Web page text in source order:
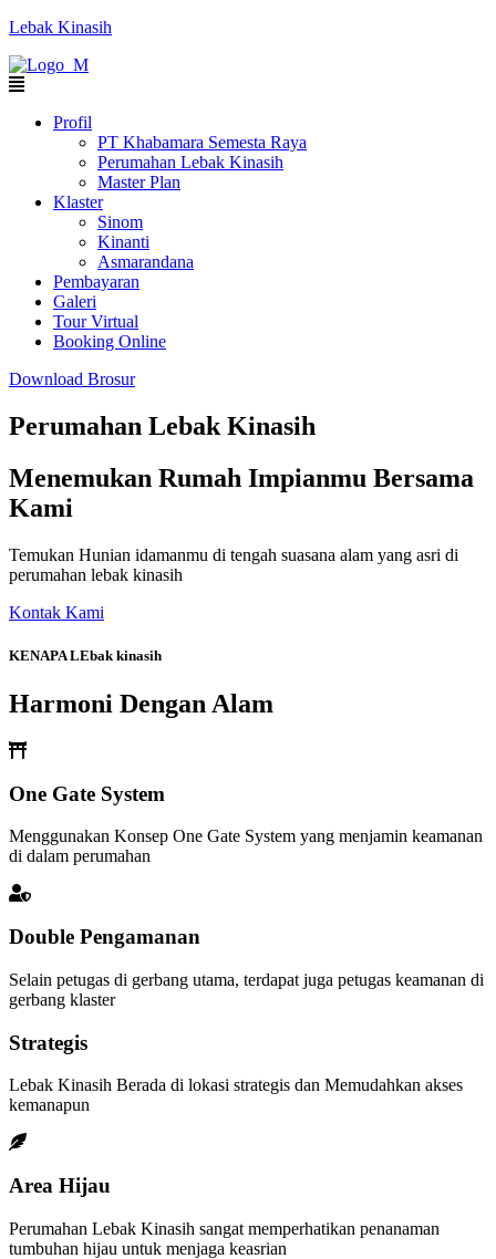
Lebak Kinasih
Profil
PT Khabamara Semesta Raya
Perumahan Lebak Kinasih
Master Plan
Klaster
Sinom
Kinanti
Asmarandana
Pembayaran
Galeri
Tour Virtual
Booking Online
Download Brosur
Perumahan Lebak Kinasih
Menemukan Rumah Impianmu Bersama
Kami
Temukan Hunian idamanmu di tengah suasana alam yang asri di
perumahan lebak kinasih
Kontak Kami
KENAPA LEbak kinasih
Harmoni Dengan Alam
One Gate System
Menggunakan Konsep One Gate System yang menjamin keamanan
di dalam perumahan
Double Pengamanan
Selain petugas di gerbang utama, terdapat juga petugas keamanan di
gerbang klaster
Strategis
Lebak Kinasih Berada di lokasi strategis dan Memudahkan akses
kemanapun
Area Hijau
Perumahan Lebak Kinasih sangat memperhatikan penanaman
tumbuhan hijau untuk menjaga keasrian